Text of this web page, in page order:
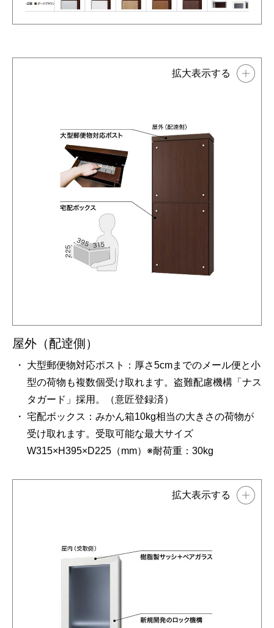
屋外（配逹側）
大型郵便物対応ポスト：厚さ5cmまでのメール便と小
型の荷物も複数個受け取れます。盗難配慮機構「ナス
タガード」採用。（意匠登録済）
宅配ボックス：みかん箱10kg相当の大きさの荷物が
受け取れます。受取可能な最大サイズ
W315×H395×D225（mm）※耐荷重：30kg